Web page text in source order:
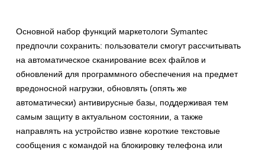
Основной набор функций маркетологи Symantec
предпочли сохранить: пользователи смогут рассчитывать
на автоматическое сканирование всех файлов и
обновлений для программного обеспечения на предмет
вредоносной нагрузки, обновлять (опять же
автоматически) антивирусные базы, поддерживая тем
самым защиту в актуальном состоянии, а также
направлять на устройство извне короткие текстовые
сообщения с командой на блокировку телефона или